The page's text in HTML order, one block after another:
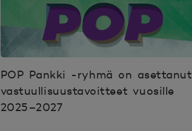
POP Pankki -ryhmä on asettanut
vastuullisuustavoitteet vuosille
2025–2027